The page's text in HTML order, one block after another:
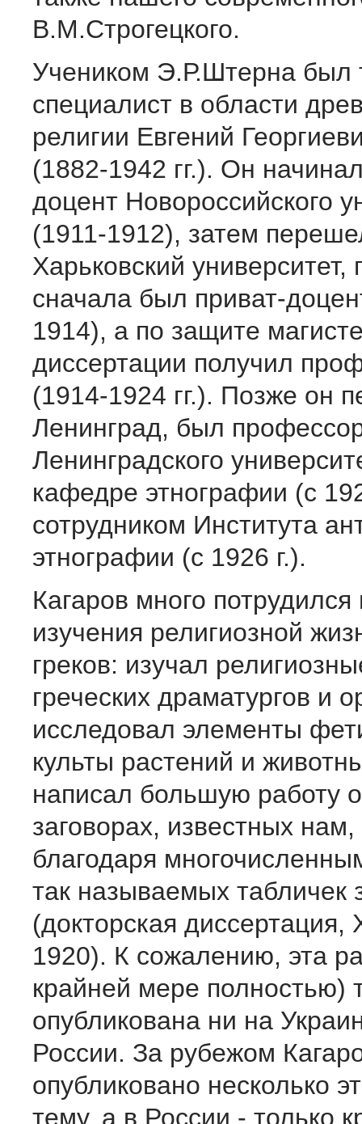
В.М.Строгецкого.
Учеником Э.Р.Штерна был
специалист в области
религии Евгений
(1882-1942 гг.). Он
доцент Новороссийского
(1911-1912), затем
Харьковский университет,
сначала был приват-
1914), а по защите
диссертации получил
(1914-1924 гг.). Позже он
Ленинград, был
Ленинградского
кафедре этнографии (с
сотрудником Института
этнографии (с 1926 г.).
Кагаров много потрудился
изучения религиозной
греков: изучал
греческих драматургов и
исследовал элементы
культы растений и
написал большую работу о
заговорах, известных нам,
благодаря
так называемых табличек
(докторская диссертация,
1920). К сожалению, эта
крайней мере полностью)
опубликована ни на
России. За рубежом
опубликовано несколько
тему, а в России - только